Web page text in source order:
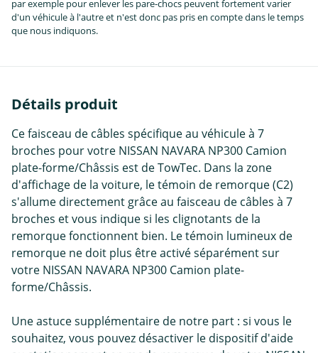
par exemple pour enlever les pare-chocs peuvent fortement varier
d'un véhicule à l'autre et n'est donc pas pris en compte dans le temps
que nous indiquons.
Détails produit
Ce faisceau de câbles spécifique au véhicule à 7
broches pour votre NISSAN NAVARA NP300 Camion
plate-forme/Châssis est de TowTec. Dans la zone
d'affichage de la voiture, le témoin de remorque (C2)
s'allume directement grâce au faisceau de câbles à 7
broches et vous indique si les clignotants de la
remorque fonctionnent bien. Le témoin lumineux de
remorque ne doit plus être activé séparément sur
votre NISSAN NAVARA NP300 Camion plate-
forme/Châssis.
Une astuce supplémentaire de notre part : si vous le
souhaitez, vous pouvez désactiver le dispositif d'aide